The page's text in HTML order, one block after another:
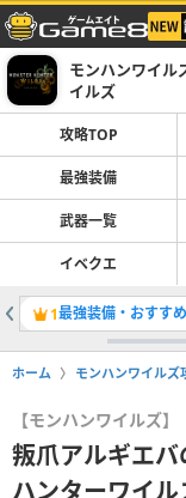
モンハンワイル
イルズ
攻略TOP
最強装備
武器一覧
イベクエ
1最強装備・おすす
ホーム モンハンワイルズ
【モンハンワイルズ】
叛爪アルギエ
ハンターワイル